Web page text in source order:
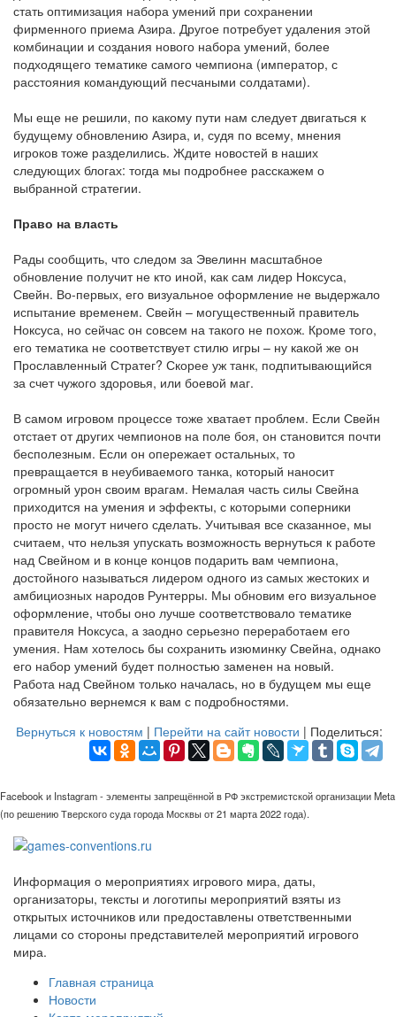
стать оптимизация набора умений при сохранении
фирменного приема Азира. Другое потребует удаления этой
комбинации и создания нового набора умений, более
подходящего тематике самого чемпиона (император, с
расстояния командующий песчаными солдатами).
Мы еще не решили, по какому пути нам следует двигаться к
будущему обновлению Азира, и, судя по всему, мнения
игроков тоже разделились. Ждите новостей в наших
следующих блогах: тогда мы подробнее расскажем о
выбранной стратегии.
Право на власть
Рады сообщить, что следом за Эвелинн масштабное
обновление получит не кто иной, как сам лидер Ноксуса,
Свейн. Во-первых, его визуальное оформление не выдержало
испытание временем. Свейн – могущественный правитель
Ноксуса, но сейчас он совсем на такого не похож. Кроме того,
его тематика не соответствует стилю игры – ну какой же он
Прославленный Стратег? Скорее уж танк, подпитывающийся
за счет чужого здоровья, или боевой маг.
В самом игровом процессе тоже хватает проблем. Если Свейн
отстает от других чемпионов на поле боя, он становится почти
бесполезным. Если он опережает остальных, то
превращается в неубиваемого танка, который наносит
огромный урон своим врагам. Немалая часть силы Свейна
приходится на умения и эффекты, с которыми соперники
просто не могут ничего сделать. Учитывая все сказанное, мы
считаем, что нельзя упускать возможность вернуться к работе
над Свейном и в конце концов подарить вам чемпиона,
достойного называться лидером одного из самых жестоких и
амбициозных народов Рунтерры. Мы обновим его визуальное
оформление, чтобы оно лучше соответствовало тематике
правителя Ноксуса, а заодно серьезно переработаем его
умения. Нам хотелось бы сохранить изюминку Свейна, однако
его набор умений будет полностью заменен на новый.
Работа над Свейном только началась, но в будущем мы еще
обязательно вернемся к вам с подробностями.
Вернуться к новостям | Перейти на сайт новости | Поделиться:
Facebook и Instagram - элементы запрещённой в РФ экстремистской организации Meta
(по решению Тверского суда города Москвы от 21 марта 2022 года).
Информация о мероприятиях игрового мира, даты,
организаторы, тексты и логотипы мероприятий взяты из
открытых источников или предоставлены ответственными
лицами со стороны представителей мероприятий игрового
мира.
Главная страница
Новости